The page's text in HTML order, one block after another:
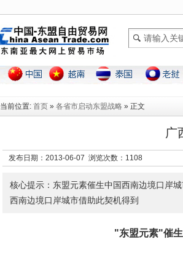
当前位置: 首页 » 各省市启动东盟战略 » 正文
广
发布日期：2013-06-07 浏览次数： 1108
核心提示：东盟元素催生中国西南边境口岸
西南边境口岸城市借助此契机得到
"东盟元素"催